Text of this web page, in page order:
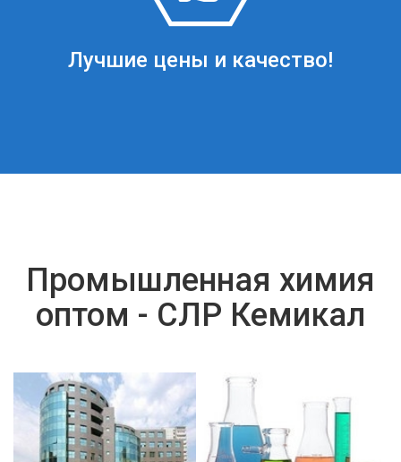
Лучшие цены и качество!
Промышленная химия
оптом - СЛР Кемикал